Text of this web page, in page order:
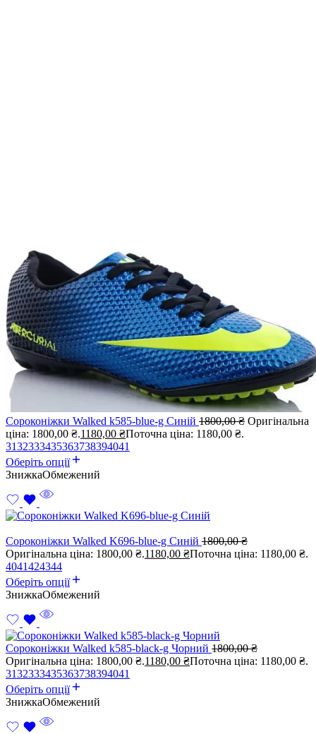
Сороконіжки Walked k585-blue-g Синій 1800,00₴ Оригінальна
ціна: 1800,00 ₴.1180,00 ₴Поточна ціна: 1180,00 ₴.
3132333435363738394041
Оберіть опції
ЗнижкаОбмежений
Сороконіжки Walked K696-blue-g Синій 1800,00₴
Оригінальна ціна: 1800,00 ₴.1180,00 ₴Поточна ціна: 1180,00 ₴.
4041424344
Оберіть опції
ЗнижкаОбмежений
Сороконіжки Walked k585-black-g Чорний 1800,00₴
Оригінальна ціна: 1800,00 ₴.1180,00 ₴Поточна ціна: 1180,00 ₴.
3132333435363738394041
Оберіть опції
ЗнижкаОбмежений